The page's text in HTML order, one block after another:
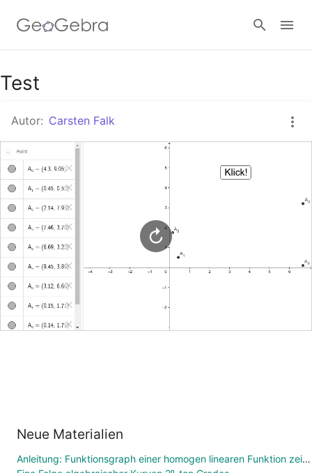
Google Classroom
GeoGebra Classroom
Test
Autor: Carsten Falk
Neue Materialien
Anleitung: Funktionsgraph einer homogen linearen Funktion zeichnen